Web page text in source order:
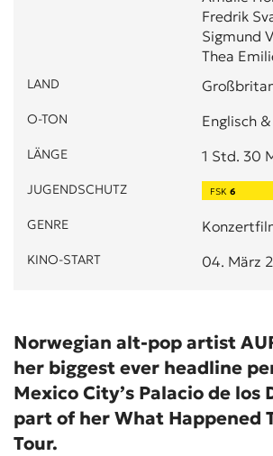
Fredrik
Sigmund
Thea
LAND
O-TON Englisch
LÄNGE 1 Std. 30
JUGENDSCHUTZ FSK 6
GENRE
KINO-START 04. März
Norwegian alt-pop artist
her biggest ever headline
Mexico City’s Palacio de los
part of her What Happened
Tour.